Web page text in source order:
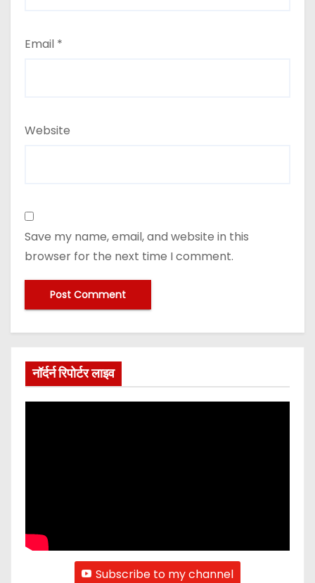
Email *
Website
Save my name, email, and website in this
browser for the next time I comment.
नॉर्दर्न रिपोर्टर लाइव
Subscribe to my channel